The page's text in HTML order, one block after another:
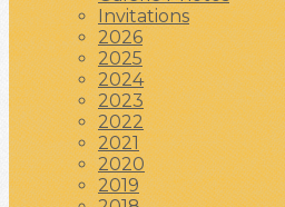
Invitations
2026
2025
2024
2023
2022
2021
2020
2019